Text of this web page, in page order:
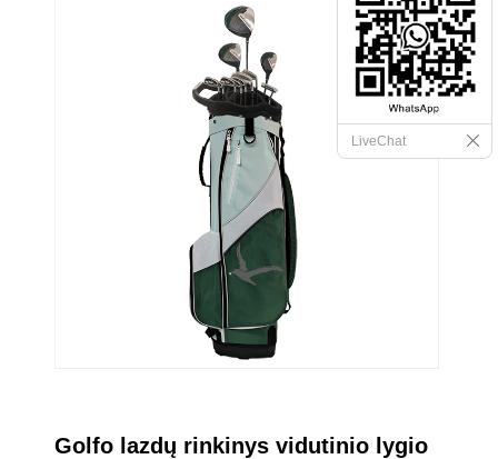
Golfo lazdų rinkinys vidutinio lygio
LiveChat